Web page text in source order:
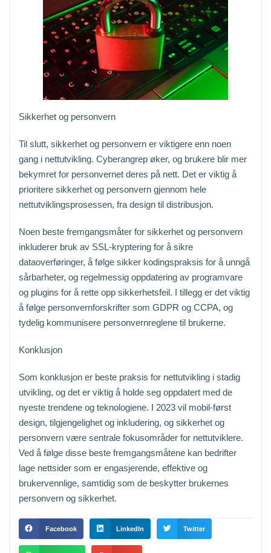
Sikkerhet og personvern
Til slutt, sikkerhet og personvern er viktigere enn noen
gang i nettutvikling. Cyberangrep øker, og brukere blir mer
bekymret for personvernet deres på nett. Det er viktig å
prioritere sikkerhet og personvern gjennom hele
nettutviklingsprosessen, fra design til distribusjon.
Noen beste fremgangsmåter for sikkerhet og personvern
inkluderer bruk av SSL-kryptering for å sikre
dataoverføringer, å følge sikker kodingspraksis for å unngå
sårbarheter, og regelmessig oppdatering av programvare
og plugins for å rette opp sikkerhetsfeil. I tillegg er det viktig
å følge personvernforskrifter som GDPR og CCPA, og
tydelig kommunisere personvernreglene til brukerne.
Konklusjon
Som konklusjon er beste praksis for nettutvikling i stadig
utvikling, og det er viktig å holde seg oppdatert med de
nyeste trendene og teknologiene. I 2023 vil mobil-først
design, tilgjengelighet og inkludering, og sikkerhet og
personvern være sentrale fokusområder for nettutviklere.
Ved å følge disse beste fremgangsmåtene kan bedrifter
lage nettsider som er engasjerende, effektive og
brukervennlige, samtidig som de beskytter brukernes
personvern og sikkerhet.
Facebook LinkedIn Twitter